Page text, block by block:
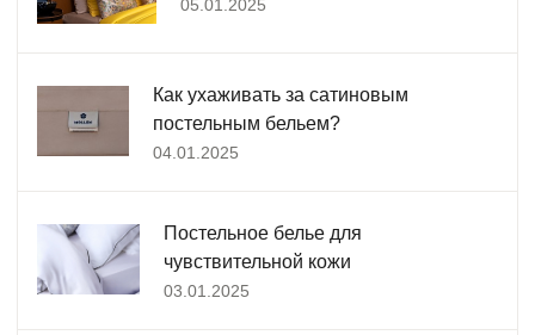
05.01.2025
Как ухаживать за сатиновым
постельным бельем?
04.01.2025
Постельное белье для
чувствительной кожи
03.01.2025